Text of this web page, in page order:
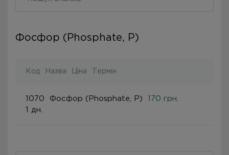
Фосфор (Phosphate, P)
Код Назва Ціна Термін
1070 Фосфор (Phosphate, P)
170 грн.
1 дн.